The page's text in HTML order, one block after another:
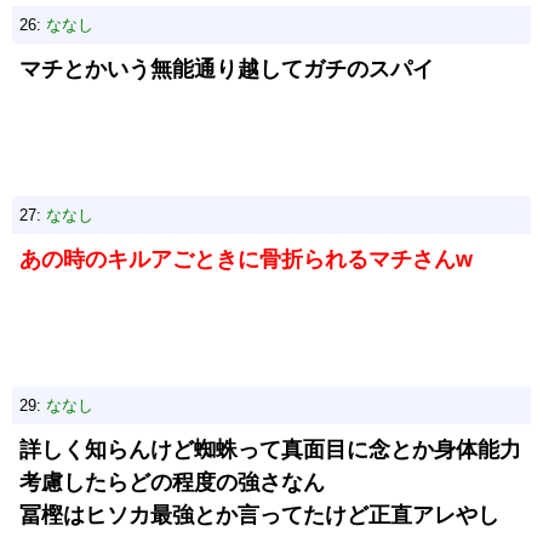
26: ななし
マチとかいう無能通り越してガチのスパイ
27: ななし
あの時のキルアごときに骨折られるマチさんw
29: ななし
詳しく知らんけど蜘蛛って真面目に念とか身体能力
考慮したらどの程度の強さなん
冨樫はヒソカ最強とか言ってたけど正直アレやし